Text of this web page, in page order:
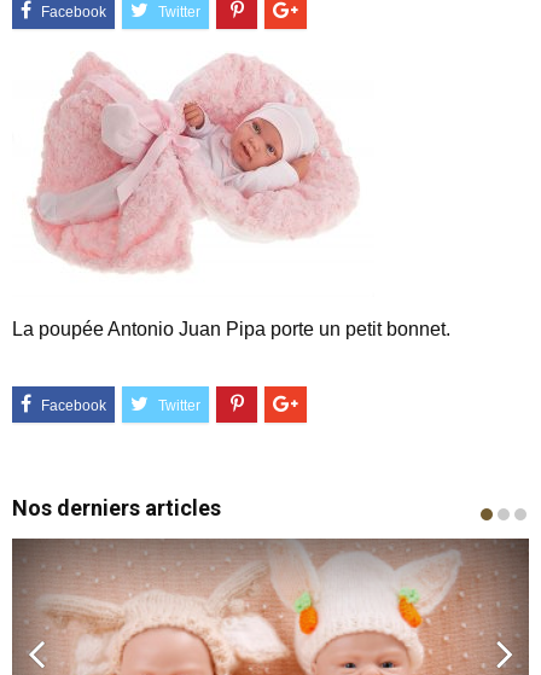
La poupée Antonio Juan Pipa porte un petit bonnet.
Nos derniers articles